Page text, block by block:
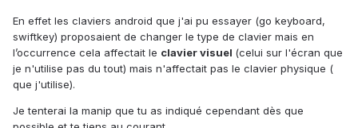
En effet les claviers android que j'ai pu essayer (go keyboard,
swiftkey) proposaient de changer le type de clavier mais en
l’occurrence cela affectait le clavier visuel (celui sur l'écran que
je n'utilise pas du tout) mais n'affectait pas le clavier physique (
que j'utilise).
Je tenterai la manip que tu as indiqué cependant dès que